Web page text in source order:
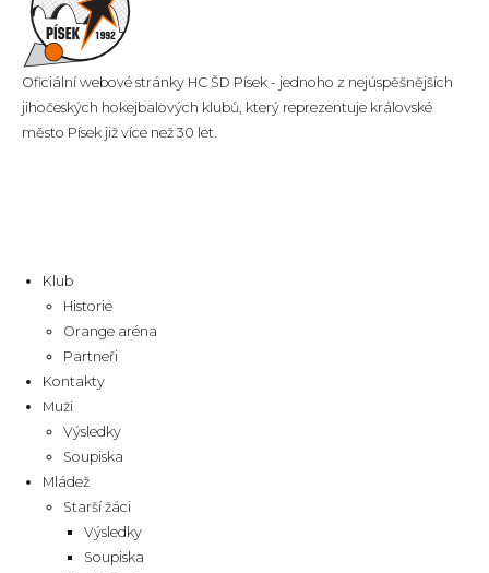
Oficiální webové stránky HC ŠD Písek - jednoho z nejúspěšnějších
jihočeských hokejbalových klubů, který reprezentuje královské
město Písek již více než 30 let.
Klub
Historie
Orange aréna
Partneři
Kontakty
Muži
Výsledky
Soupiska
Mládež
Starší žáci
Výsledky
Soupiska